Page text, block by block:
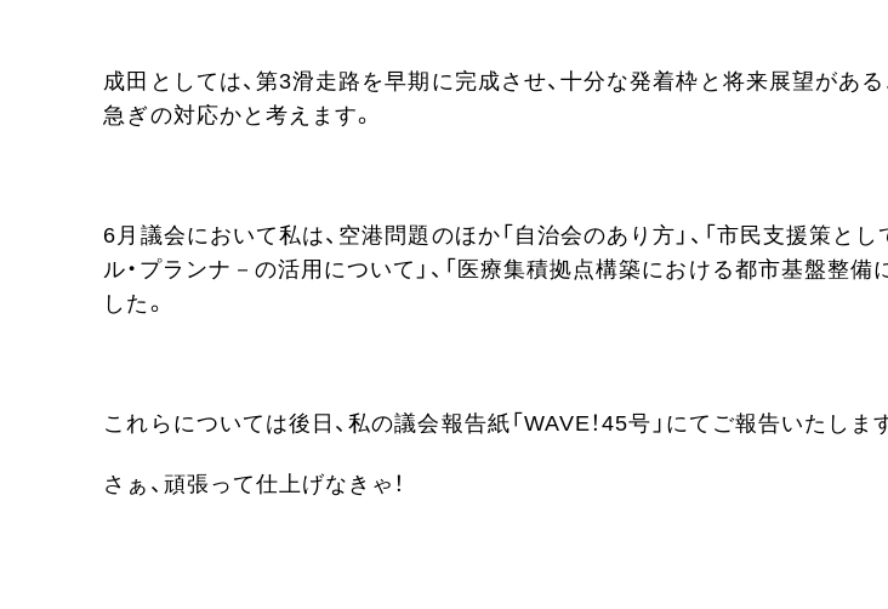
成田としては、第3滑走路を早期に完成させ、十分な発着枠と将来展望があ
急ぎの対応かと考えます。
6月議会において私は、空港問題のほか「自治会のあり方」、「市民支援策と
ル・プランナ－の活用について」、「医療集積拠点構築における都市基盤整備
した。
これらについては後日、私の議会報告紙「WAVE！45号」にてご報告いたします
さぁ、頑張って仕上げなきゃ！